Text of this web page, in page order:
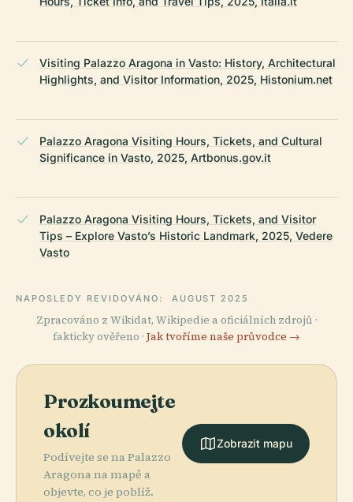
Visiting Palazzo Aragona in Vasto: History, Architectural
Highlights, and Visitor Information, 2025, Histonium.net
Palazzo Aragona Visiting Hours, Tickets, and Cultural
Significance in Vasto, 2025, Artbonus.gov.it
Palazzo Aragona Visiting Hours, Tickets, and Visitor
Tips – Explore Vasto’s Historic Landmark, 2025, Vedere
Vasto
NAPOSLEDY REVIDOVÁNO: AUGUST 2025
Zpracováno z Wikidat, Wikipedie a oficiálních zdrojů ·
fakticky ověřeno · Jak tvoříme naše průvodce →
Prozkoumejte
okolí
Podívejte se na Palazzo
Aragona na mapě a
objevte, co je poblíž.
Zobrazit mapu